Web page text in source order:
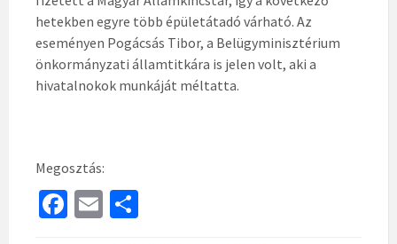
hetekben egyre több épületátadó várható. Az
eseményen Pogácsás Tibor, a Belügyminisztérium
önkormányzati államtitkára is jelen volt, aki a
hivatalnokok munkáját méltatta.
Megosztás:
Fa E